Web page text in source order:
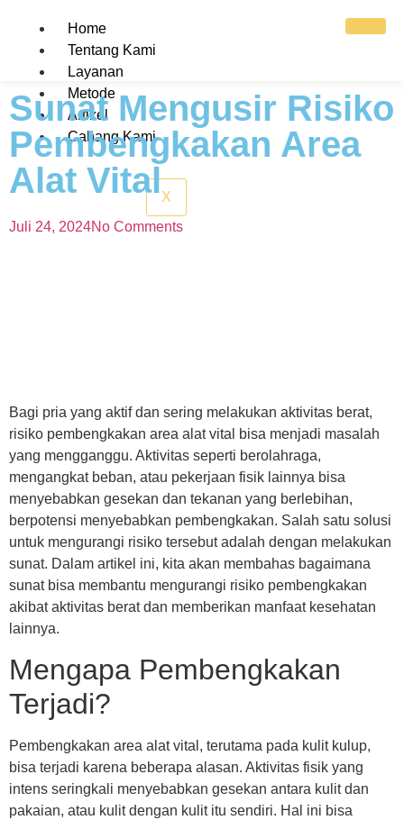
Home
Tentang Kami
Layanan
Metode
Artikel
Cabang Kami
X
Sunat Mengusir Risiko
Pembengkakan Area
Alat Vital
Juli 24, 2024No Comments
Bagi pria yang aktif dan sering melakukan aktivitas berat,
risiko pembengkakan area alat vital bisa menjadi masalah
yang mengganggu. Aktivitas seperti berolahraga,
mengangkat beban, atau pekerjaan fisik lainnya bisa
menyebabkan gesekan dan tekanan yang berlebihan,
berpotensi menyebabkan pembengkakan. Salah satu solusi
untuk mengurangi risiko tersebut adalah dengan melakukan
sunat. Dalam artikel ini, kita akan membahas bagaimana
sunat bisa membantu mengurangi risiko pembengkakan
akibat aktivitas berat dan memberikan manfaat kesehatan
lainnya.
Mengapa Pembengkakan
Terjadi?
Pembengkakan area alat vital, terutama pada kulit kulup,
bisa terjadi karena beberapa alasan. Aktivitas fisik yang
intens seringkali menyebabkan gesekan antara kulit dan
pakaian, atau kulit dengan kulit itu sendiri. Hal ini bisa